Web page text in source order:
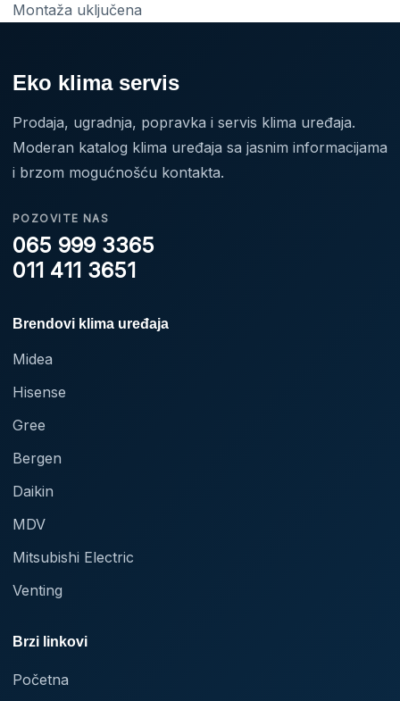
Montaža uključena
Eko klima servis
Prodaja, ugradnja, popravka i servis klima uređaja.
Moderan katalog klima uređaja sa jasnim informacijama
i brzom mogućnošću kontakta.
POZOVITE NAS
065 999 3365
011 411 3651
Brendovi klima uređaja
Midea
Hisense
Gree
Bergen
Daikin
MDV
Mitsubishi Electric
Venting
Brzi linkovi
Početna